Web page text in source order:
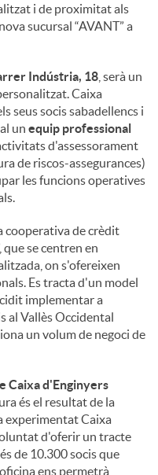
i de proximitat als
sucursal “AVANT” a
Indústria, 18 , serà un
Caixa
seus socis sabadellencs i
un equip professional
d'assessorament
de riscos-assegurances)
les funcions operatives
cooperativa de crèdit
que se centren en
on s'ofereixen
Es tracta d'un model
implementar a
al Vallès Occidental
un volum de negoci de
Caixa d'Enginyers
és el resultat de la
experimentat Caixa
d'oferir un tracte
de 10.300 socis que
ens permetrà